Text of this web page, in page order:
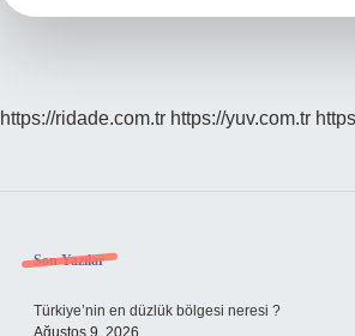
https://ridade.com.tr https://yuv.com.tr
Sidebar
Son Yazılar
Türkiye’nin en düzlük bölgesi neresi ?
Ağustos 9, 2026